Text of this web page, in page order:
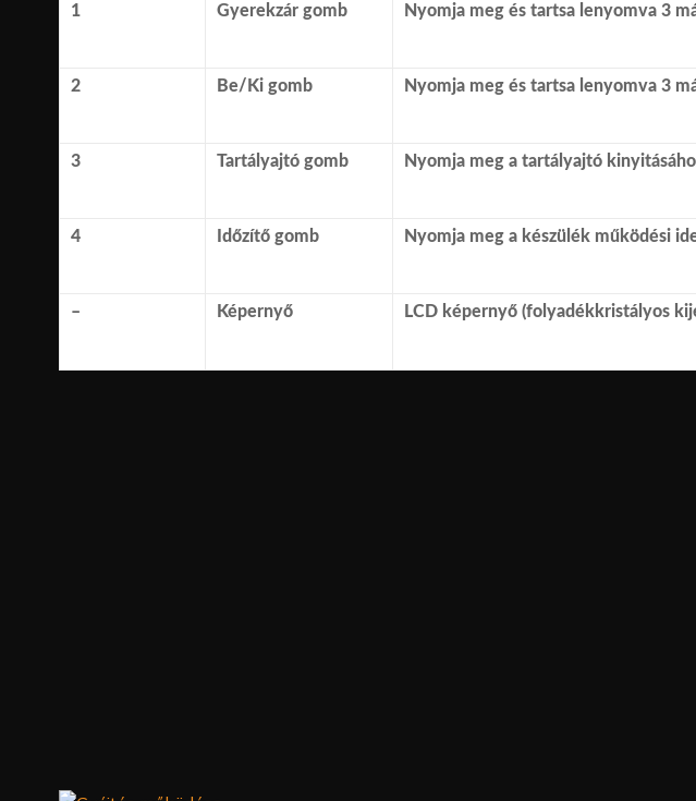
1 Gyerekzár gomb Nyomja meg és tartsa lenyomva 3
2 Be/Ki gomb Nyomja meg és tartsa lenyomva 3
3 Tartályajtó gomb Nyomja meg a tartályajtó
4 Időzítő gomb Nyomja meg a készülék működési
– Képernyő LCD képernyő (folyadékkristályos